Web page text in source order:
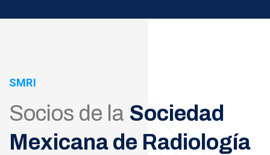
SMRI
Socios de la Sociedad
Mexicana de Radiología